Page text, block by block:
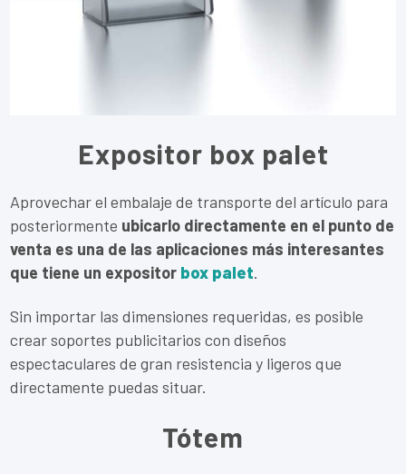
Expositor box palet
Aprovechar el embalaje de transporte del artículo para
posteriormente ubicarlo directamente en el punto de
venta es una de las aplicaciones más interesantes
que tiene un expositor box palet.
Sin importar las dimensiones requeridas, es posible
crear soportes publicitarios con diseños
espectaculares de gran resistencia y ligeros que
directamente puedas situar.
Tótem